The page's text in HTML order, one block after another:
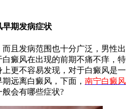
早期发病症状
发病范围也十分广泛，男性出
癜风在出现的前期不痛不痒，特
更不容易发现，对于白癜风是一
远离白癜风，下面， 南宁白癜风
会有哪些症状?